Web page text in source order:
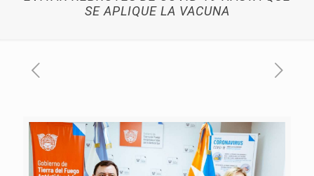
SE APLIQUE LA VACUNA